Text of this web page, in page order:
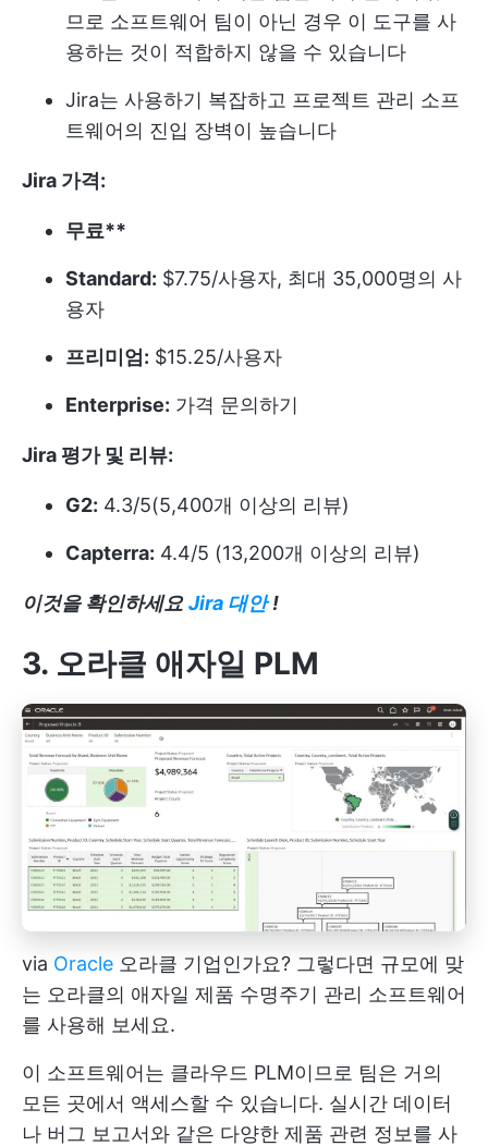
므로 소프트웨어 팀이 아닌 경우 이 도구를 사
용하는 것이 적합하지 않을 수 있습니다
Jira는 사용하기 복잡하고 프로젝트 관리 소프
트웨어의 진입 장벽이 높습니다
Jira 가격:
무료**
Standard: $7.75/사용자, 최대 35,000명의 사
용자
프리미엄: $15.25/사용자
Enterprise: 가격 문의하기
Jira 평가 및 리뷰:
G2: 4.3/5(5,400개 이상의 리뷰)
Capterra: 4.4/5 (13,200개 이상의 리뷰)
이것을 확인하세요 Jira 대안 !
3. 오라클 애자일 PLM
via Oracle 오라클 기업인가요? 그렇다면 규모에 맞
는 오라클의 애자일 제품 수명주기 관리 소프트웨어
를 사용해 보세요.
이 소프트웨어는 클라우드 PLM이므로 팀은 거의
모든 곳에서 액세스할 수 있습니다. 실시간 데이터
나 버그 보고서와 같은 다양한 제품 관련 정보를 사